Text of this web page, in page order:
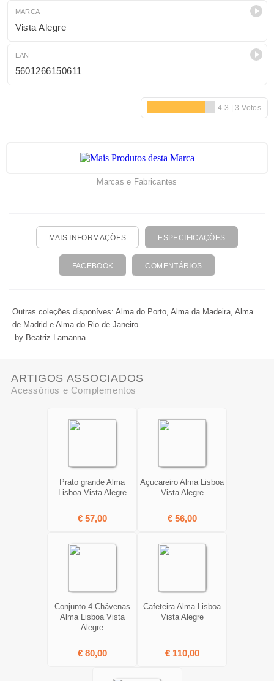
MARCA
Vista Alegre
EAN
5601266150611
Marcas e Fabricantes
MAIS INFORMAÇÕES ESPECIFICAÇÕES
FACEBOOK COMENTÁRIOS
Outras coleções disponíves: Alma do Porto, Alma da Madeira, Alma
de Madrid e Alma do Rio de Janeiro
by Beatriz Lamanna
ARTIGOS ASSOCIADOS
Acessórios e Complementos
Prato grande Alma
Lisboa Vista Alegre
€ 57,00
Açucareiro Alma Lisboa
Vista Alegre
€ 56,00
Conjunto 4 Chávenas
Alma Lisboa Vista
Alegre
€ 80,00
Cafeteira Alma Lisboa
Vista Alegre
€ 110,00